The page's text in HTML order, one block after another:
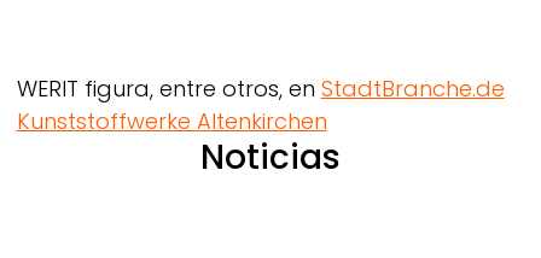
WERIT figura, entre otros, en StadtBranche.de
Kunststoffwerke Altenkirchen
Noticias